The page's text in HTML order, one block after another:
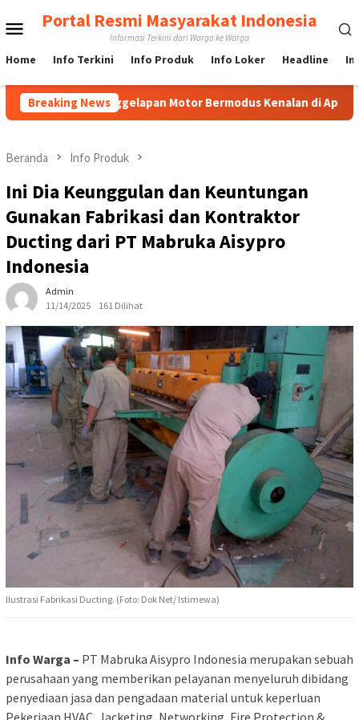
ke
Menu
Mobile
Portal Resmi Masyarakat Indonesia
Informasi Terkini dari Warga ke Warga
Home Info Terkini Info Produk Info Loker Headline
Breaking News
Penggelapan Motor Bermodus Kenalan di Aplikasi Kencan,
Beranda Info Produk
Ini Dia Keunggulan dan Keuntungan
Gunakan Fabrikasi dan Kontraktor
Ducting dari PT Mabruka Aisypro
Indonesia
Admin
11/14/2025
161 Dilihat
Ilustrasi Fabrikasi Ducting. (Foto: Dok Net/ Istimewa)
Info Warga – PT Mabruka Aisypro Indonesia merupakan sebuah
perusahaan yang memberikan pelayanan menyeluruh dibidang
penyediaan jasa dan pengadaan material untuk keperluan
Pekerjaan HVAC, Jacketing, Networking, Fire Protection &